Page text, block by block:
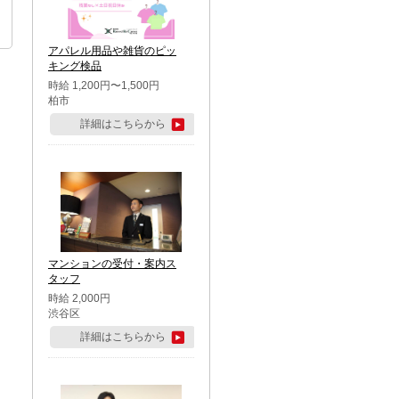
アパレル用品や雑貨のピッ
キング検品
時給 1,200円〜1,500円
柏市
詳細はこちらから
マンションの受付・案内ス
タッフ
時給 2,000円
渋谷区
詳細はこちらから